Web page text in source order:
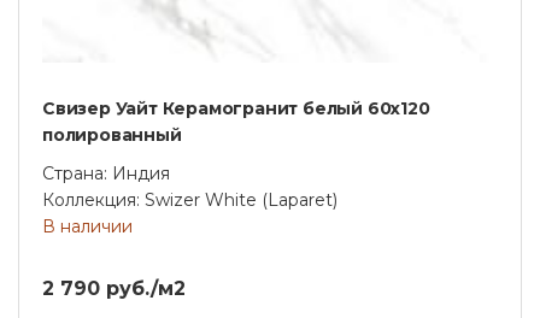
Свизер Уайт Керамогранит белый 60х120
полированный
Страна: Индия
Коллекция: Swizer White (Laparet)
В наличии
2 790 руб./м2